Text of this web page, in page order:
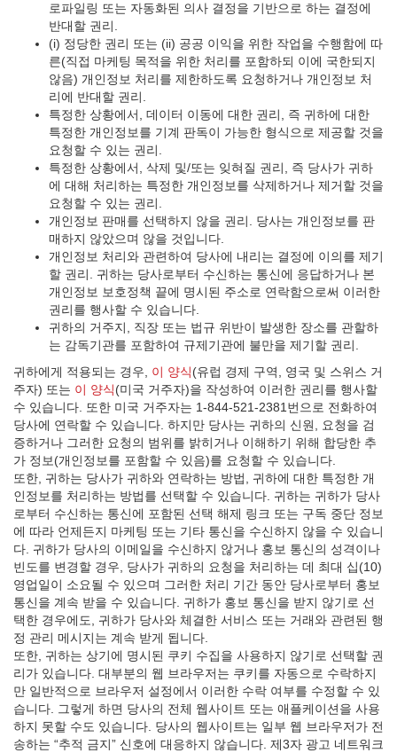
로파일링 또는 자동화된 의사 결정을 기반으로 하는 결정에
반대할 권리.
(i) 정당한 권리 또는 (ii) 공공 이익을 위한 작업을 수행함에 따
른(직접 마케팅 목적을 위한 처리를 포함하되 이에 국한되지
않음) 개인정보 처리를 제한하도록 요청하거나 개인정보 처
리에 반대할 권리.
특정한 상황에서, 데이터 이동에 대한 권리, 즉 귀하에 대한
특정한 개인정보를 기계 판독이 가능한 형식으로 제공할 것을
요청할 수 있는 권리.
특정한 상황에서, 삭제 및/또는 잊혀질 권리, 즉 당사가 귀하
에 대해 처리하는 특정한 개인정보를 삭제하거나 제거할 것을
요청할 수 있는 권리.
개인정보 판매를 선택하지 않을 권리. 당사는 개인정보를 판
매하지 않았으며 않을 것입니다.
개인정보 처리와 관련하여 당사에 내리는 결정에 이의를 제기
할 권리. 귀하는 당사로부터 수신하는 통신에 응답하거나 본
개인정보 보호정책 끝에 명시된 주소로 연락함으로써 이러한
권리를 행사할 수 있습니다.
귀하의 거주지, 직장 또는 법규 위반이 발생한 장소를 관할하
는 감독기관를 포함하여 규제기관에 불만을 제기할 권리.
귀하에게 적용되는 경우, 이 양식(유럽 경제 구역, 영국 및 스위스 거
주자) 또는 이 양식(미국 거주자)을 작성하여 이러한 권리를 행사할
수 있습니다. 또한 미국 거주자는 1-844-521-2381번으로 전화하여
당사에 연락할 수 있습니다. 하지만 당사는 귀하의 신원, 요청을 검
증하거나 그러한 요청의 범위를 밝히거나 이해하기 위해 합당한 추
가 정보(개인정보를 포함할 수 있음)를 요청할 수 있습니다.
또한, 귀하는 당사가 귀하와 연락하는 방법, 귀하에 대한 특정한 개
인정보를 처리하는 방법를 선택할 수 있습니다. 귀하는 귀하가 당사
로부터 수신하는 통신에 포함된 선택 해제 링크 또는 구독 중단 정보
에 따라 언제든지 마케팅 또는 기타 통신을 수신하지 않을 수 있습니
다. 귀하가 당사의 이메일을 수신하지 않거나 홍보 통신의 성격이나
빈도를 변경할 경우, 당사가 귀하의 요청을 처리하는 데 최대 십(10)
영업일이 소요될 수 있으며 그러한 처리 기간 동안 당사로부터 홍보
통신을 계속 받을 수 있습니다. 귀하가 홍보 통신을 받지 않기로 선
택한 경우에도, 귀하가 당사와 체결한 서비스 또는 거래와 관련된 행
정 관리 메시지는 계속 받게 됩니다.
또한, 귀하는 상기에 명시된 쿠키 수집을 사용하지 않기로 선택할 권
리가 있습니다. 대부분의 웹 브라우저는 쿠키를 자동으로 수락하지
만 일반적으로 브라우저 설정에서 이러한 수락 여부를 수정할 수 있
습니다. 그렇게 하면 당사의 전체 웹사이트 또는 애플케이션을 사용
하지 못할 수도 있습니다. 당사의 웹사이트는 일부 웹 브라우저가 전
송하는 “추적 금지” 신호에 대응하지 않습니다. 제3자 광고 네트워크